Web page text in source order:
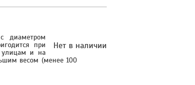
Нет в наличии
диаметром
при
улицам и на
весом (менее 100